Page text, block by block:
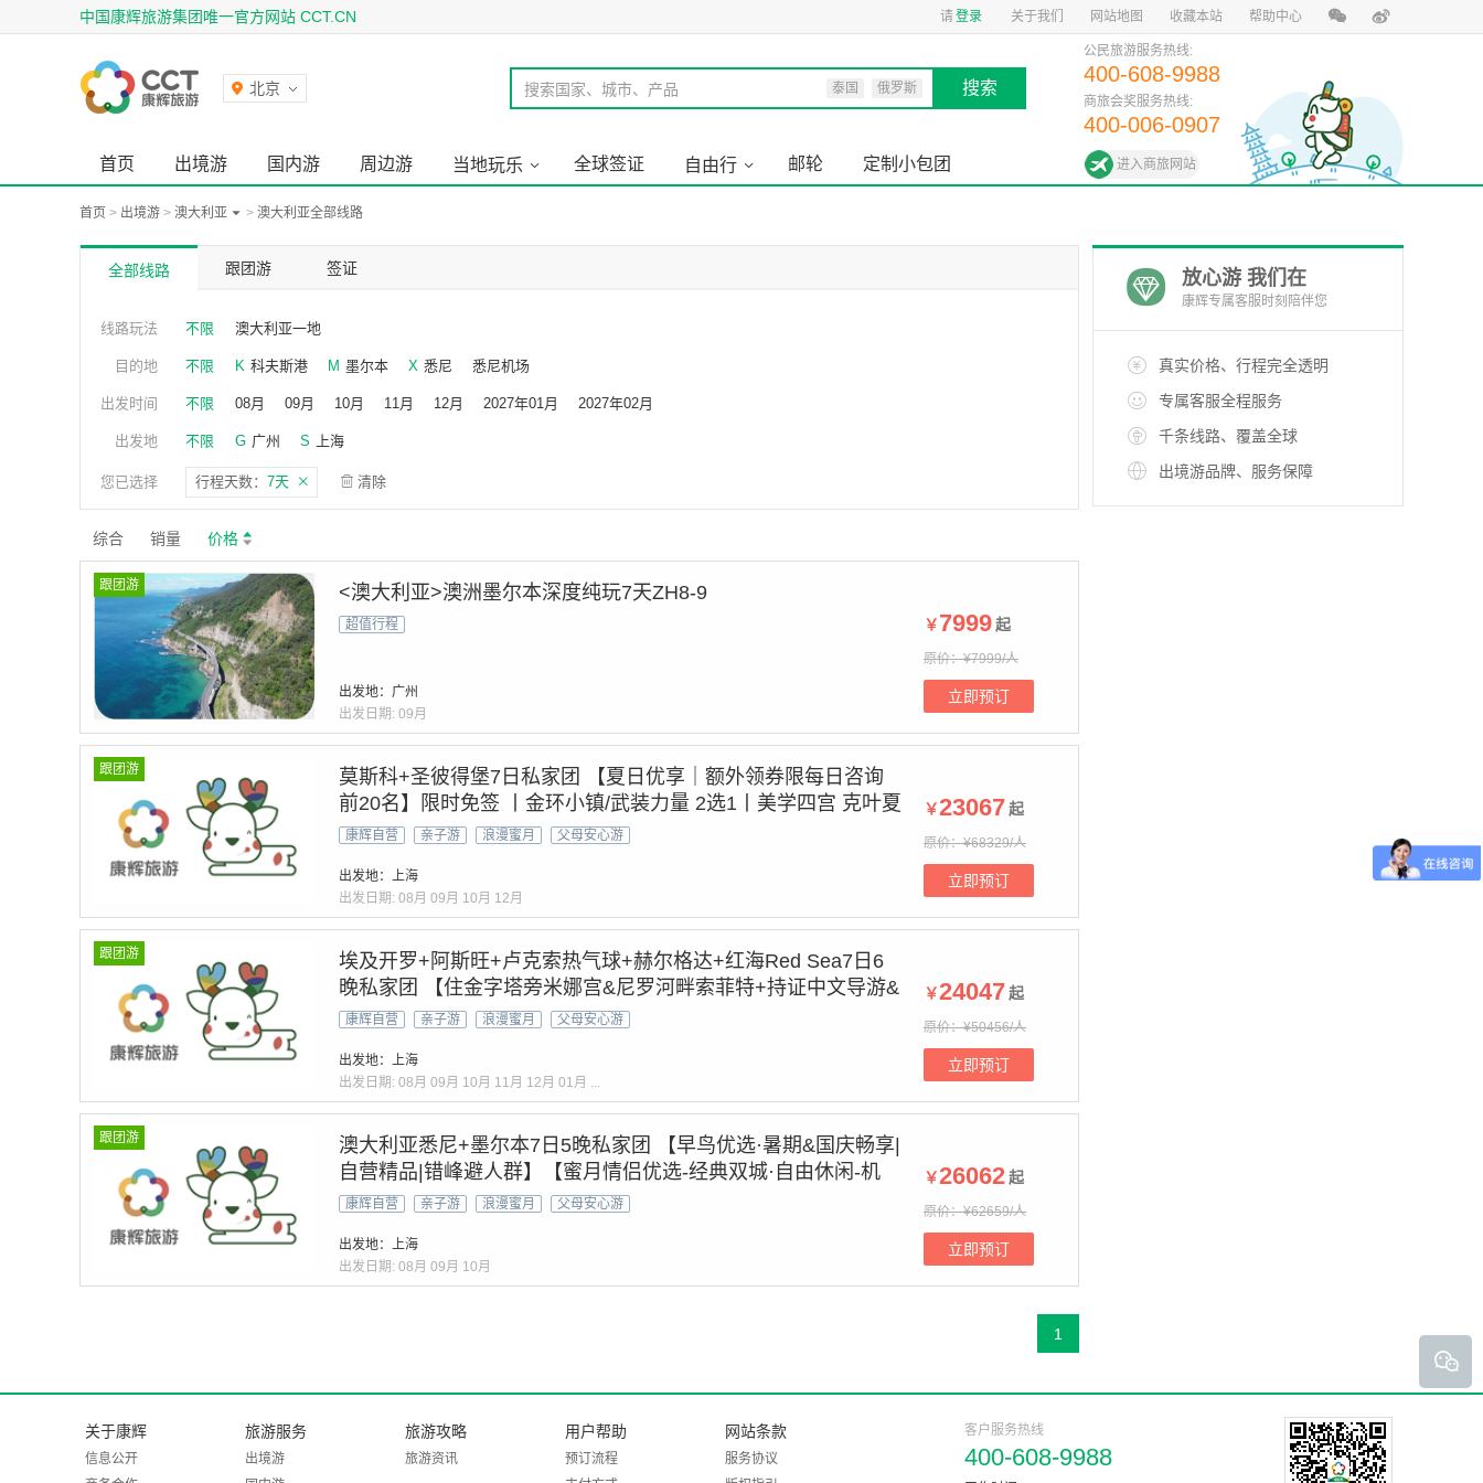
中国康辉旅游集团唯一官方网站 CCT.CN 请登录 关于我们 网站地图 收藏本站 帮助中心
北京 搜索国家、城市、产品 泰国 俄罗斯 搜索
公民旅游服务热线:
400-608-9988
商旅会奖服务热线:
400-006-0907
进入商旅网站
首页 出境游 国内游 周边游 当地玩乐 全球签证 自由行 邮轮 定制小包团
首页 > 出境游 > 澳大利亚 > 澳大利亚全部线路
全部线路 跟团游 签证
线路玩法 不限 澳大利亚一地
目的地 不限 K 科夫斯港 M 墨尔本 X 悉尼 悉尼机场
出发时间 不限 08月 09月 10月 11月 12月 2027年01月 2027年02月
出发地 不限 G 广州 S 上海
您已选择 行程天数： 7天 清除
综合 销量 价格
跟团游 <澳大利亚>澳洲墨尔本深度纯玩7天ZH8-9
超值行程
出发地：广州
出发日期: 09月
￥7999起
原价：¥7999/人
立即预订
跟团游
莫斯科+圣彼得堡7日私家团 【夏日优享｜额外领券限每日咨询
前20名】限时免签 丨金环小镇/武装力量 2选1丨美学四宫 克叶夏
冬丨换城高铁【1单1团 SVIP专享用车｜中文司机 沟通无忧】更
康辉自营 亲子游 浪漫蜜月 父母安心游
出发地：上海
出发日期: 08月 09月 10月 12月
￥23067起
原价：¥68329/人
立即预订
跟团游
埃及开罗+阿斯旺+卢克索热气球+赫尔格达+红海Red Sea7日6
晚私家团 【住金字塔旁米娜宫&尼罗河畔索菲特+持证中文导游&
专车&私家定制团】沙漠冲沙+吉萨金字塔群+狮身人面像+埃及
康辉自营 亲子游 浪漫蜜月 父母安心游
出发地：上海
出发日期: 08月 09月 10月 11月 12月 01月 ...
￥24047起
原价：¥50456/人
立即预订
跟团游
澳大利亚悉尼+墨尔本7日5晚私家团 【早鸟优选·暑期&国庆畅享|
自营精品|错峰避人群】【蜜月情侣优选-经典双城·自由休闲-机
酒】【悉尼歌剧院+缆车观世遗蓝山+小企鹅归巢+奇幻大洋里】
康辉自营 亲子游 浪漫蜜月 父母安心游
出发地：上海
出发日期: 08月 09月 10月
￥26062起
原价：¥62659/人
立即预订
1
放心游 我们在
康辉专属客服时刻陪伴您
真实价格、行程完全透明
专属客服全程服务
千条线路、覆盖全球
出境游品牌、服务保障
关于康辉
信息公开
旅游服务
出境游
旅游攻略
旅游资讯
用户帮助
预订流程
网站条款
服务协议
客户服务热线
400-608-9988